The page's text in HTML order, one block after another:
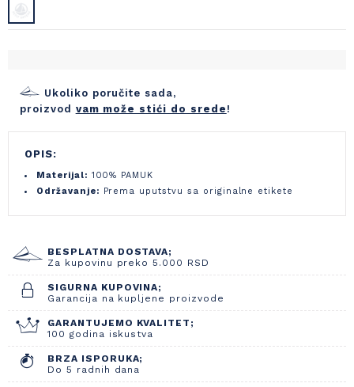
Ukoliko poručite sada,
proizvod vam može stići do srede !
OPIS:
Materijal: 100% PAMUK
Održavanje: Prema uputstvu sa originalne etikete
BESPLATNA DOSTAVA;
Za kupovinu preko 5.000 RSD
SIGURNA KUPOVINA;
Garancija na kupljene proizvode
GARANTUJEMO KVALITET;
100 godina iskustva
BRZA ISPORUKA;
Do 5 radnih dana